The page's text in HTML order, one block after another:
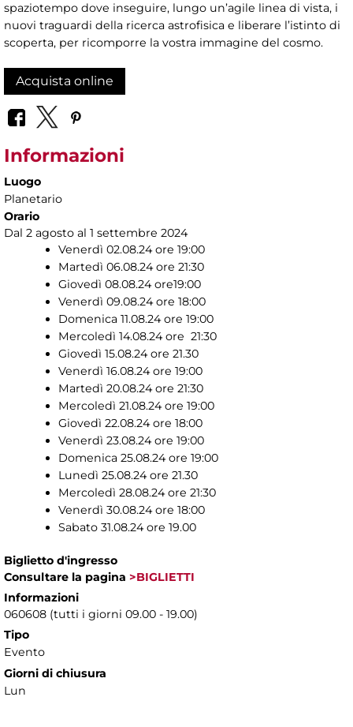
spaziotempo dove inseguire, lungo un’agile linea di vista, i
nuovi traguardi della ricerca astrofisica e liberare l’istinto di
scoperta, per ricomporre la vostra immagine del cosmo.
Acquista online
Informazioni
Luogo
Planetario
Orario
Dal 2 agosto al 1 settembre 2024
Venerdì 02.08.24 ore 19:00
Martedì 06.08.24 ore 21:30
Giovedì 08.08.24 ore19:00
Venerdì 09.08.24 ore 18:00
Domenica 11.08.24 ore 19:00
Mercoledì 14.08.24 ore 21:30
Giovedì 15.08.24 ore 21.30
Venerdì 16.08.24 ore 19:00
Martedì 20.08.24 ore 21:30
Mercoledì 21.08.24 ore 19:00
Giovedì 22.08.24 ore 18:00
Venerdì 23.08.24 ore 19:00
Domenica 25.08.24 ore 19:00
Lunedì 25.08.24 ore 21.30
Mercoledì 28.08.24 ore 21:30
Venerdì 30.08.24 ore 18:00
Sabato 31.08.24 ore 19.00
Biglietto d'ingresso
Consultare la pagina >BIGLIETTI
Informazioni
060608 (tutti i giorni 09.00 - 19.00)
Tipo
Evento
Giorni di chiusura
Lun